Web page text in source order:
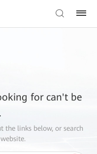
for can't be
the links below, or search